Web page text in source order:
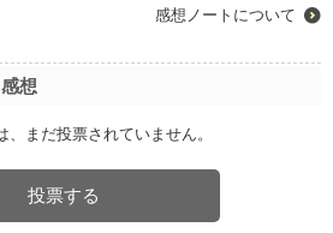
感想ノートについて
想
、まだ投票されていません。
投票する